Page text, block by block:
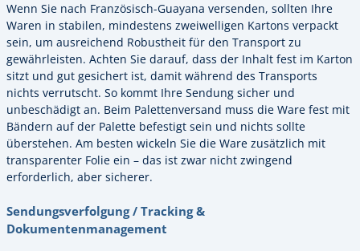
Wenn Sie nach Französisch-Guayana versenden, sollten Ihre
Waren in stabilen, mindestens zweiwelligen Kartons verpackt
sein, um ausreichend Robustheit für den Transport zu
gewährleisten. Achten Sie darauf, dass der Inhalt fest im Karton
sitzt und gut gesichert ist, damit während des Transports
nichts verrutscht. So kommt Ihre Sendung sicher und
unbeschädigt an. Beim Palettenversand muss die Ware fest mit
Bändern auf der Palette befestigt sein und nichts sollte
überstehen. Am besten wickeln Sie die Ware zusätzlich mit
transparenter Folie ein – das ist zwar nicht zwingend
erforderlich, aber sicherer.
Sendungsverfolgung / Tracking &
Dokumentenmanagement